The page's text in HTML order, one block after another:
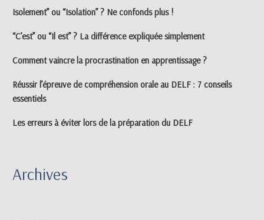
Isolement” ou “Isolation” ? Ne confonds plus !
“C’est” ou “Il est” ? La différence expliquée simplement
Comment vaincre la procrastination en apprentissage ?
Réussir l’épreuve de compréhension orale au DELF : 7 conseils
essentiels
Les erreurs à éviter lors de la préparation du DELF
Archives